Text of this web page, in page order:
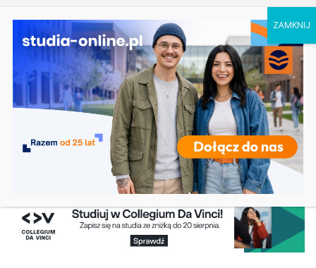
Ostatnie
wpisy:
Geografia w Gdańsku
Rekrutacja na studia 2026/2027 – WSJO –
Wyższa Szkoła Języków Obcych w Poznaniu
Logistyka w Koszalinie
Informatyka w Nysie
Filozofia w Szczecinie